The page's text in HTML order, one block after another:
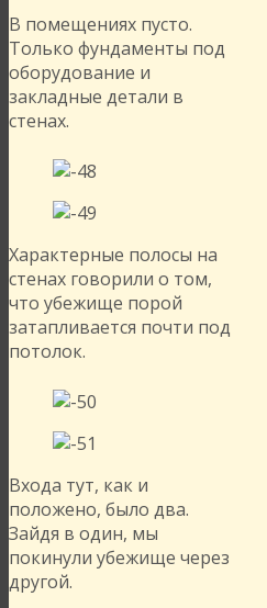
В помещениях пусто.
Только фундаменты под
оборудование и
закладные детали в
стенах.
Характерные полосы на
стенах говорили о том,
что убежище порой
затапливается почти под
потолок.
Входа тут, как и
положено, было два.
Зайдя в один, мы
покинули убежище через
другой.